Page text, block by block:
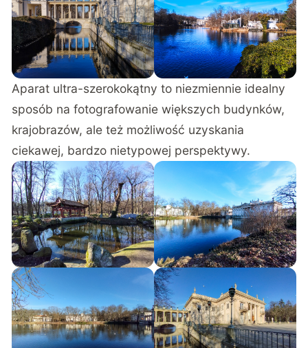
Aparat ultra-szerokokątny to niezmiennie idealny
sposób na fotografowanie większych budynków,
krajobrazów, ale też możliwość uzyskania
ciekawej, bardzo nietypowej perspektywy.